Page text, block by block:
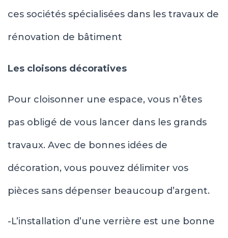
ces sociétés spécialisées dans les travaux de
rénovation de bâtiment
Les cloisons décoratives
Pour cloisonner une espace, vous n’êtes
pas obligé de vous lancer dans les grands
travaux. Avec de bonnes idées de
décoration, vous pouvez délimiter vos
pièces sans dépenser beaucoup d’argent.
-L’installation d’une verrière est une bonne